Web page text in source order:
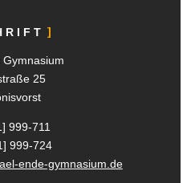
25
999-711
999-724
ende-gymnasium.de